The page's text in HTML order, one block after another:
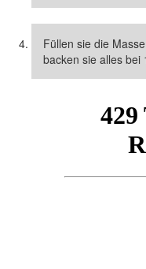
Füllen sie die
backen sie alles bei